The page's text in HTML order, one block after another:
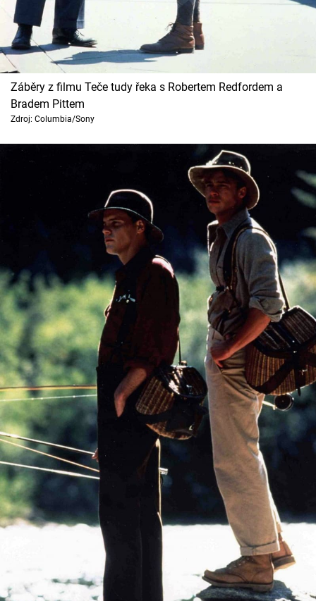
Záběry z filmu Teče tudy řeka s Robertem Redfordem a
Bradem Pittem
Zdroj: Columbia/Sony